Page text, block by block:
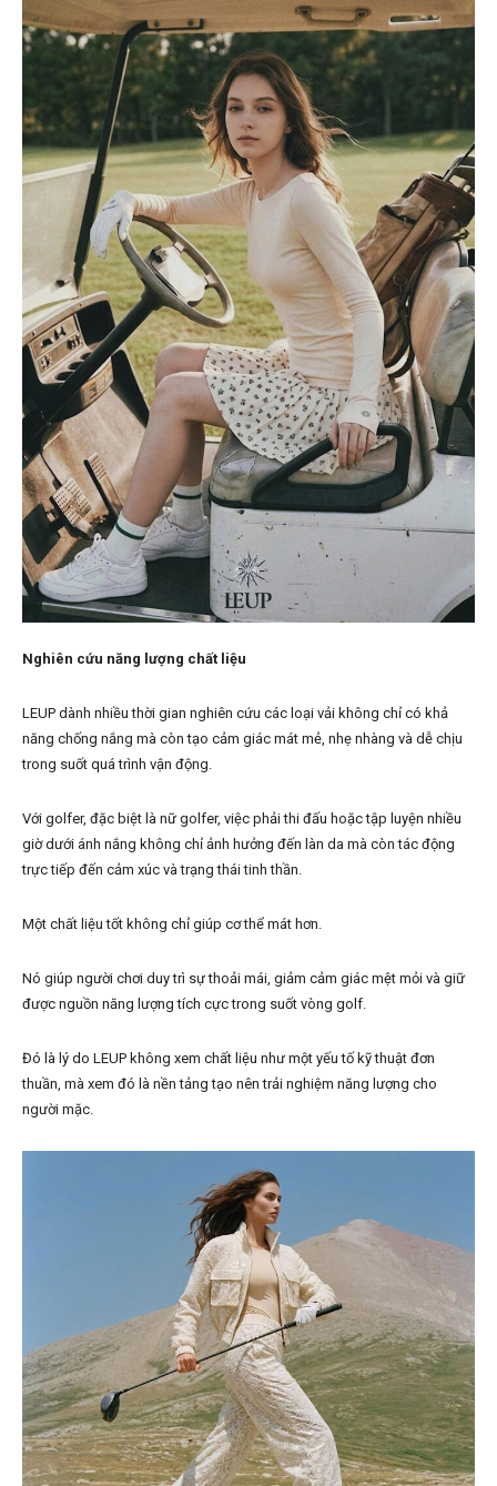
Nghiên cứu năng lượng chất liệu
LEUP dành nhiều thời gian nghiên cứu các loại vải không chỉ có khả
năng chống nắng mà còn tạo cảm giác mát mẻ, nhẹ nhàng và dễ chịu
trong suốt quá trình vận động.
Với golfer, đặc biệt là nữ golfer, việc phải thi đấu hoặc tập luyện nhiều
giờ dưới ánh nắng không chỉ ảnh hưởng đến làn da mà còn tác động
trực tiếp đến cảm xúc và trạng thái tinh thần.
Một chất liệu tốt không chỉ giúp cơ thể mát hơn.
Nó giúp người chơi duy trì sự thoải mái, giảm cảm giác mệt mỏi và giữ
được nguồn năng lượng tích cực trong suốt vòng golf.
Đó là lý do LEUP không xem chất liệu như một yếu tố kỹ thuật đơn
thuần, mà xem đó là nền tảng tạo nên trải nghiệm năng lượng cho
người mặc.